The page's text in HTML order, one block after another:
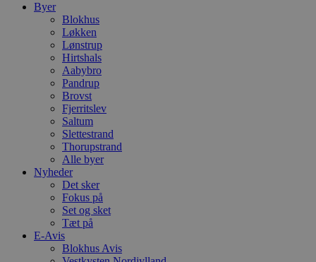
Byer
Blokhus
Løkken
Lønstrup
Hirtshals
Aabybro
Pandrup
Brovst
Fjerritslev
Saltum
Slettestrand
Thorupstrand
Alle byer
Nyheder
Det sker
Fokus på
Set og sket
Tæt på
E-Avis
Blokhus Avis